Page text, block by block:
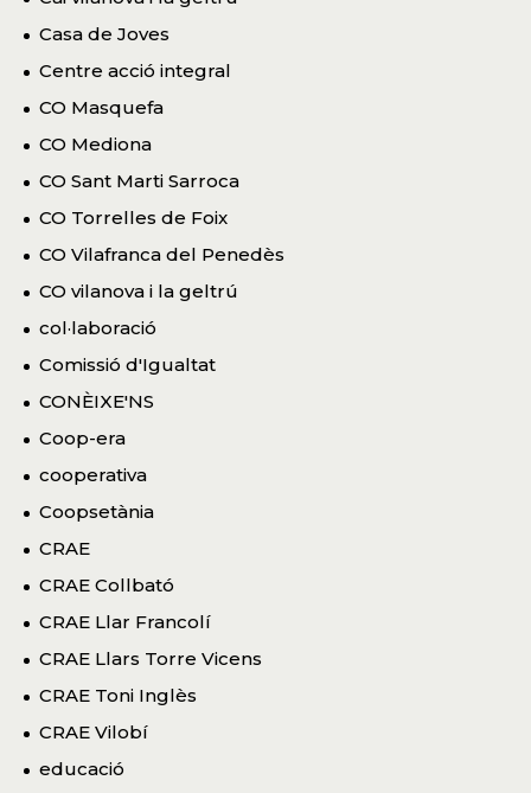
Casa de Joves
Centre acció integral
CO Masquefa
CO Mediona
CO Sant Marti Sarroca
CO Torrelles de Foix
CO Vilafranca del Penedès
CO vilanova i la geltrú
col·laboració
Comissió d'Igualtat
CONÈIXE'NS
Coop-era
cooperativa
Coopsetània
CRAE
CRAE Collbató
CRAE Llar Francolí
CRAE Llars Torre Vicens
CRAE Toni Inglès
CRAE Vilobí
educació